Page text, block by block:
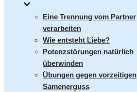
Eine Trennung vom Partner
verarbeiten
Wie entsteht Liebe?
Potenzstörungen natürlich
überwinden
Übungen gegen vorzeitigen
Samenerguss